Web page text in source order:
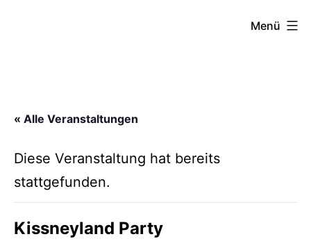
Menü
« Alle Veranstaltungen
Diese Veranstaltung hat bereits
stattgefunden.
Kissneyland Party